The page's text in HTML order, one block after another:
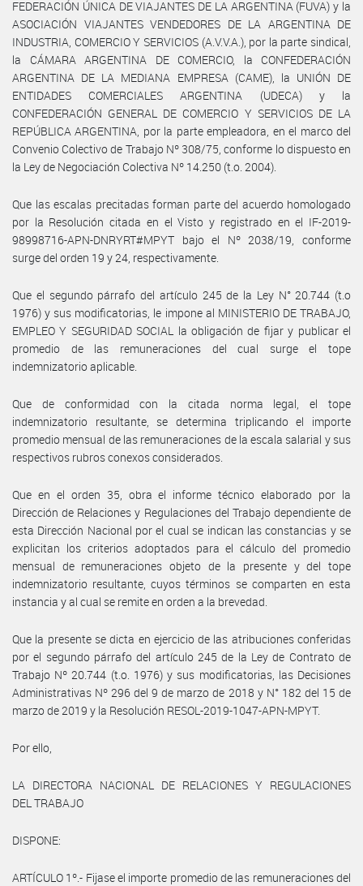
FEDERACIÓN ÚNICA DE VIAJANTES DE LA ARGENTINA (FUVA) y la
ASOCIACIÓN VIAJANTES VENDEDORES DE LA ARGENTINA DE
INDUSTRIA, COMERCIO Y SERVICIOS (A.V.V.A.), por la parte sindical,
la CÁMARA ARGENTINA DE COMERCIO, la CONFEDERACIÓN
ARGENTINA DE LA MEDIANA EMPRESA (CAME), la UNIÓN DE
ENTIDADES COMERCIALES ARGENTINA (UDECA) y la
CONFEDERACIÓN GENERAL DE COMERCIO Y SERVICIOS DE LA
REPÚBLICA ARGENTINA, por la parte empleadora, en el marco del
Convenio Colectivo de Trabajo Nº 308/75, conforme lo dispuesto en
la Ley de Negociación Colectiva Nº 14.250 (t.o. 2004).
Que las escalas precitadas forman parte del acuerdo homologado
por la Resolución citada en el Visto y registrado en el IF-2019-
98998716-APN-DNRYRT#MPYT bajo el Nº 2038/19, conforme
surge del orden 19 y 24, respectivamente.
Que el segundo párrafo del artículo 245 de la Ley N° 20.744 (t.o
1976) y sus modificatorias, le impone al MINISTERIO DE TRABAJO,
EMPLEO Y SEGURIDAD SOCIAL la obligación de fijar y publicar el
promedio de las remuneraciones del cual surge el tope
indemnizatorio aplicable.
Que de conformidad con la citada norma legal, el tope
indemnizatorio resultante, se determina triplicando el importe
promedio mensual de las remuneraciones de la escala salarial y sus
respectivos rubros conexos considerados.
Que en el orden 35, obra el informe técnico elaborado por la
Dirección de Relaciones y Regulaciones del Trabajo dependiente de
esta Dirección Nacional por el cual se indican las constancias y se
explicitan los criterios adoptados para el cálculo del promedio
mensual de remuneraciones objeto de la presente y del tope
indemnizatorio resultante, cuyos términos se comparten en esta
instancia y al cual se remite en orden a la brevedad.
Que la presente se dicta en ejercicio de las atribuciones conferidas
por el segundo párrafo del artículo 245 de la Ley de Contrato de
Trabajo Nº 20.744 (t.o. 1976) y sus modificatorias, las Decisiones
Administrativas Nº 296 del 9 de marzo de 2018 y N° 182 del 15 de
marzo de 2019 y la Resolución RESOL-2019-1047-APN-MPYT.
Por ello,
LA DIRECTORA NACIONAL DE RELACIONES Y REGULACIONES
DEL TRABAJO
DISPONE:
ARTÍCULO 1º.- Fijase el importe promedio de las remuneraciones del